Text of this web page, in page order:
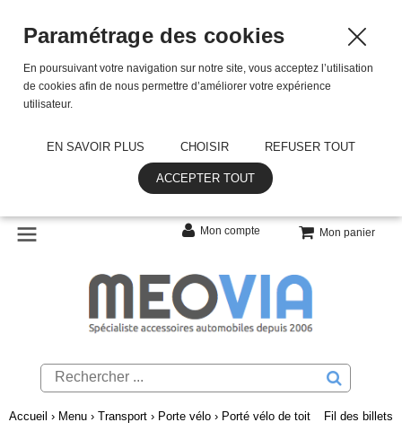
Mon compte Mon panier
Accueil › Menu › Transport › Porte vélo › Porté vélo de toit Fil des billets
Paramétrage des cookies
En poursuivant votre navigation sur notre site, vous acceptez l’utilisation
de cookies afin de nous permettre d’améliorer votre expérience
utilisateur.
EN SAVOIR PLUS CHOISIR REFUSER TOUT
ACCEPTER TOUT